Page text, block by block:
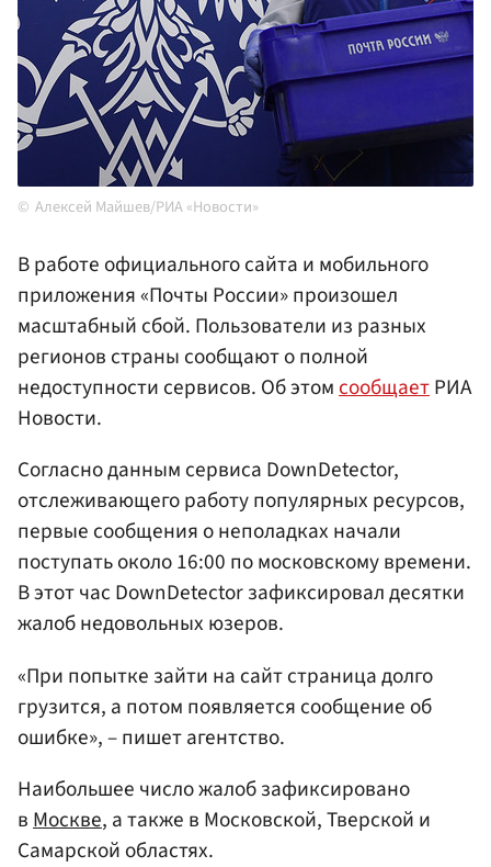
Алексей Майшев/РИА «Новости»
В работе официального сайта и мобильного
приложения «Почты России» произошел
масштабный сбой. Пользователи из разных
регионов страны сообщают о полной
недоступности сервисов. Об этомсообщаетРИА
Новости.
Согласно данным сервиса DownDetector,
отслеживающего работу популярных ресурсов,
первые сообщения о неполадках начали
поступать около 16:00 по московскому времени.
В этот час DownDetector зафиксировал десятки
жалоб недовольных юзеров.
«При попытке зайти на сайт страница долго
грузится, а потом появляется сообщение об
ошибке», – пишет агентство.
Наибольшее число жалоб зафиксировано
вМоскве, а также в Московской, Тверской и
Самарской областях.